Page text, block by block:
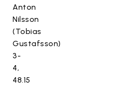
Anton
Nilsson
(Tobias
Gustafsson)
3-
4,
48.15